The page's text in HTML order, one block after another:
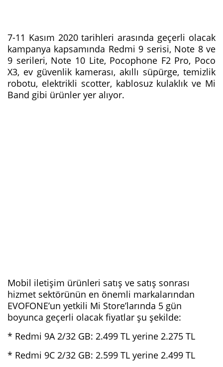
7-11 Kasım 2020 tarihleri arasında geçerli olacak
kampanya kapsamında Redmi 9 serisi, Note 8 ve
9 serileri, Note 10 Lite, Pocophone F2 Pro, Poco
X3, ev güvenlik kamerası, akıllı süpürge, temizlik
robotu, elektrikli scotter, kablosuz kulaklık ve Mi
Band gibi ürünler yer alıyor.
Mobil iletişim ürünleri satış ve satış sonrası
hizmet sektörünün en önemli markalarından
EVOFONE’un yetkili Mi Store’larında 5 gün
boyunca geçerli olacak fiyatlar şu şekilde:
* Redmi 9A 2/32 GB: 2.499 TL yerine 2.275 TL
* Redmi 9C 2/32 GB: 2.599 TL yerine 2.499 TL